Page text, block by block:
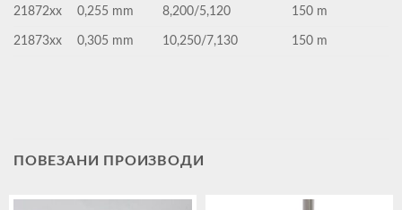
21872xx 0,255 mm 8,200/5,120 150 m
21873xx 0,305 mm 10,250/7,130 150 m
ПОВЕЗАНИ ПРОИЗВОДИ